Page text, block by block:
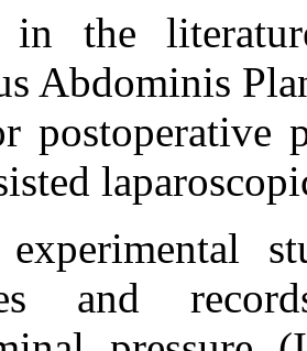
in the
Abdominis
postoperative
and